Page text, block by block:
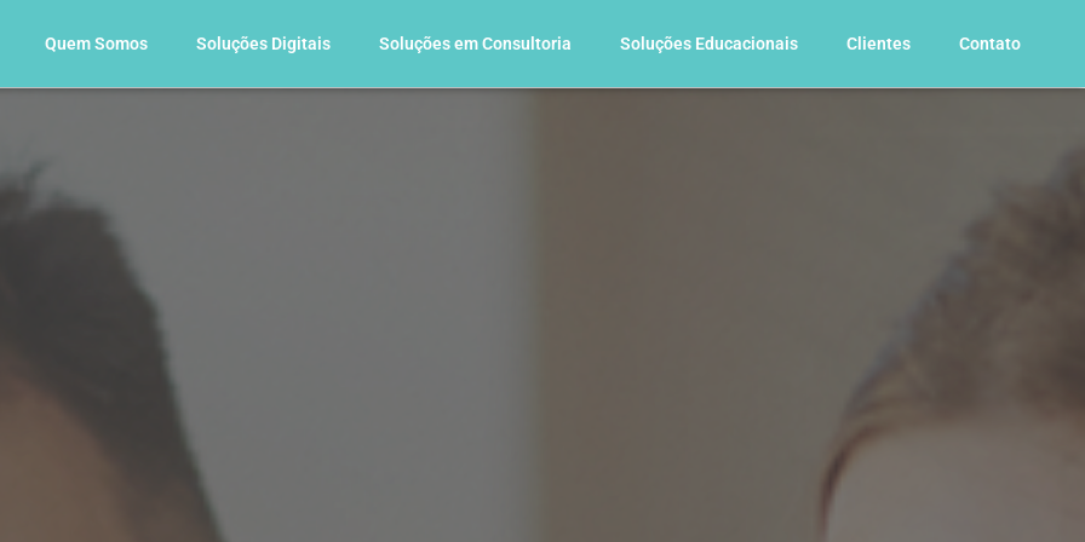
Quem Somos Soluções Digitais Soluções em Consultoria Soluções Educacionais Clientes Contato